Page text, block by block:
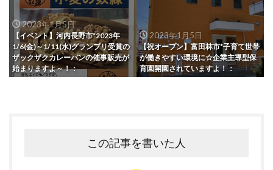
2023年1月5日
【イベント】河内長野市*2023年
1/6(金)～1/11(水)グランプリ受賞の
ザックザクカレーパンの催事販売が
始まりますよ～！：
2023年1月5日
【祝オープン】富田林市*子育て世帯
が働きやすい環境に☆企業主導型保
育園開園されていますよ！：
この記事を書いた人